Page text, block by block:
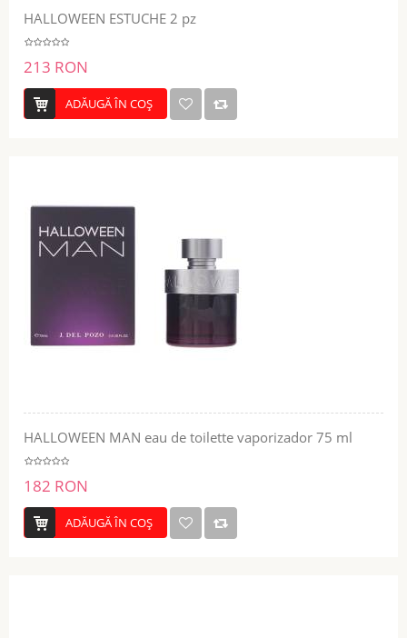
HALLOWEEN ESTUCHE 2 pz
213 RON
ADĂUGĂ ÎN COŞ
HALLOWEEN MAN eau de toilette vaporizador 75 ml
182 RON
ADĂUGĂ ÎN COŞ